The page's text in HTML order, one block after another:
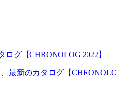
グ【CHRONOLOG 2022】
最新のカタログ【